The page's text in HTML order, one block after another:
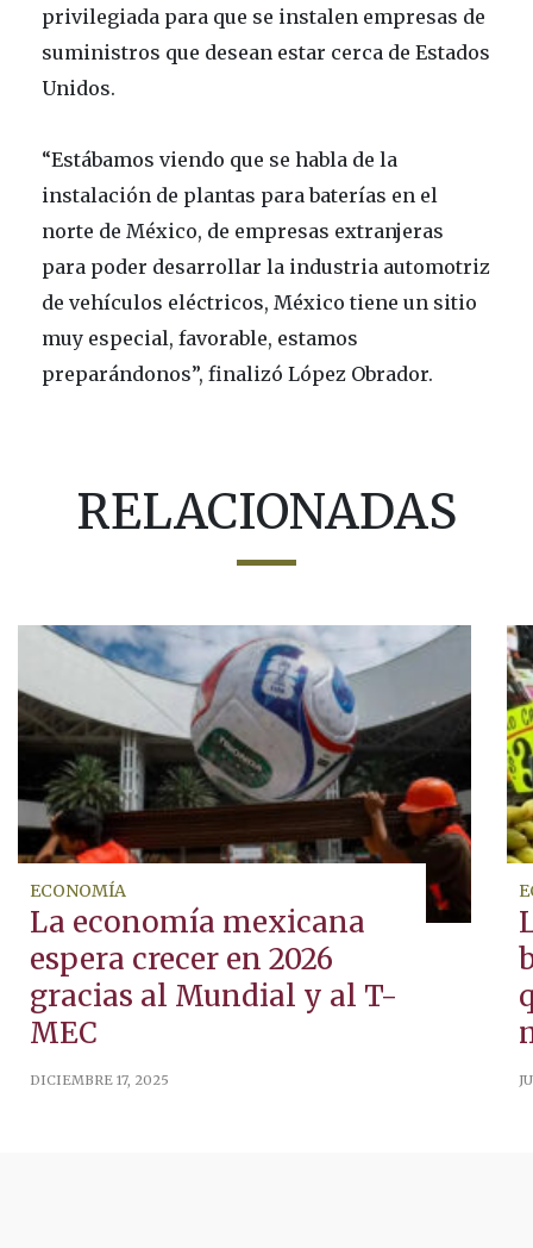
privilegiada para que se instalen empresas de
suministros que desean estar cerca de Estados
Unidos.
“Estábamos viendo que se habla de la
instalación de plantas para baterías en el
norte de México, de empresas extranjeras
para poder desarrollar la industria automotriz
de vehículos eléctricos, México tiene un sitio
muy especial, favorable, estamos
preparándonos”, finalizó López Obrador.
RELACIONADAS
ECONOMÍA
La economía mexicana
espera crecer en 2026
gracias al Mundial y al T-
MEC
DICIEMBRE 17, 2025